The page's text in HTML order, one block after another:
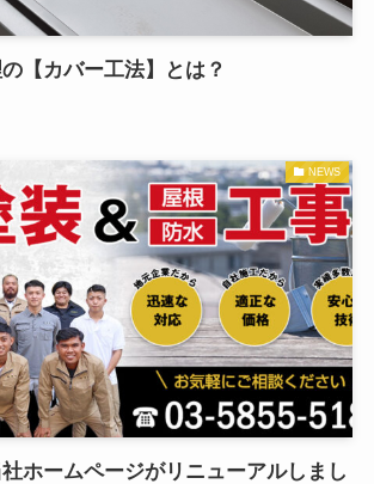
【カバー工法】とは？
NEWS
社ホームページがリニューアルしまし